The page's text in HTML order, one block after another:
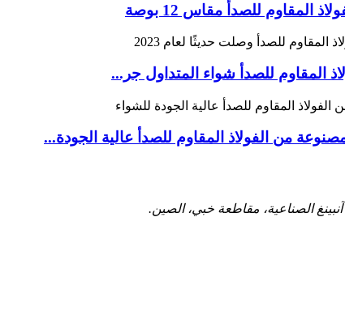
المقاوم للصدأ مقاس 12 بوصة
من الفولاذ المقاوم للصدأ عالية الجودة...